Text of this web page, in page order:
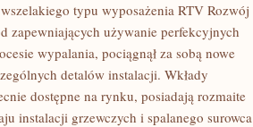
typu wyposażenia RTV Rozwój
zapewniających używanie perfekcyjnych
wypalania, pociągnął za sobą nowe
detalów instalacji. Wkłady
dostępne na rynku, posiadają rozmaite
instalacji grzewczych i spalanego surowca